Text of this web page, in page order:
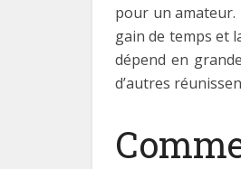
pour un amateur.
gain de temps et
dépend en
d’autres